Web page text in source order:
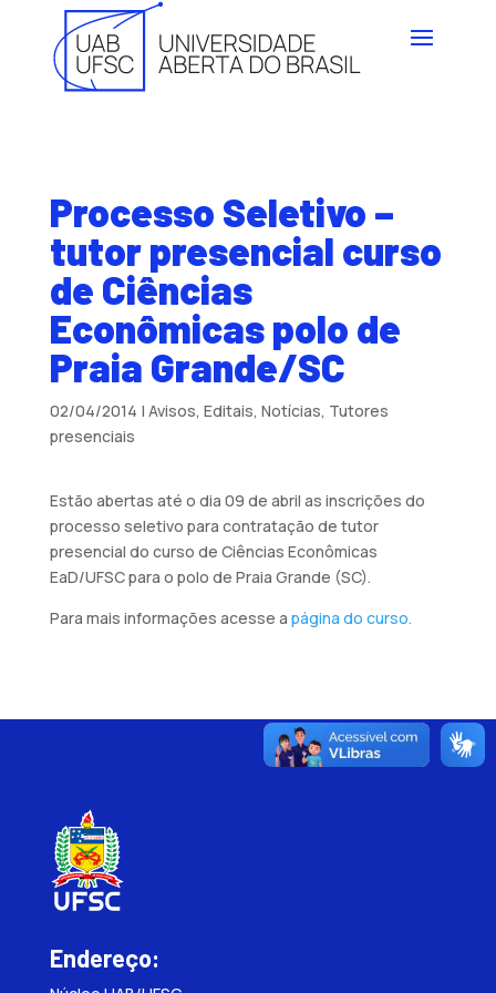
Processo Seletivo –
tutor presencial curso
de Ciências
Econômicas polo de
Praia Grande/SC
02/04/2014 | Avisos, Editais, Notícias, Tutores
presenciais
Estão abertas até o dia 09 de abril as inscrições do
processo seletivo para contratação de tutor
presencial do curso de Ciências Econômicas
EaD/UFSC para o polo de Praia Grande (SC).
Para mais informações acesse a página do curso.
Endereço: